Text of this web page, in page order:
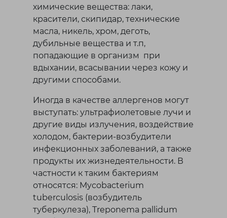
химические вещества: лаки,
красители, скипидар, технические
масла, никель, хром, деготь,
дубильные вещества и т.п,
попадающие в организм при
вдыхании, всасывании через кожу и
другими способами.
Иногда в качестве аллергенов могут
выступать: ультрафиолетовые лучи и
другие виды излучения, воздействие
холодом, бактерии-возбудители
инфекционных заболеваний, а также
продукты их жизнедеятельности. В
частности к таким бактериям
относятся: Mycobacterium
tuberculosis (возбудитель
туберкулеза), Treponema pallidum